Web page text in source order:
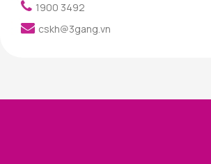
1900 3492
cskh@3gang.vn